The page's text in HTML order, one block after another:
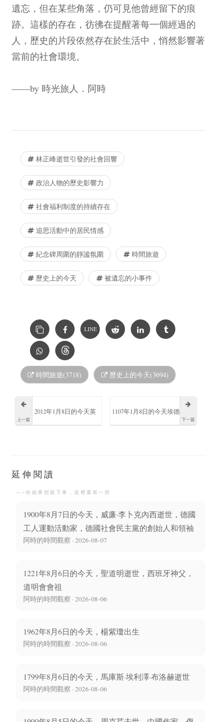
遺忘，但在某些角落，仍可見他曾經留下的痕
跡。這樣的存在，彷彿在提醒著每一個經過的
人，歷史的片段依然存在於生活中，悄然影響著
當前的社會環境。
——by 時光旅人．阿時
林正峰逝世引發的社會回響
政治人物的歷史影響力
社會福利制度的持續存在
追思活動中的居民情感
紀念碑周圍的靜謐氛圍 時間旅遊
歷史上的今天 被遺忘的小事件
LINE
時間旅遊(3718) 歷史上的今天(3694)
上一篇
2012年1月8日的今天英
T·J·漢布林去世享年69歲
下一篇
1107年1月8日的今天埃德
延伸閱讀
──你如果想留下來，這裡還有一些
1900年8月7日的今天，威廉·李卜克內西逝世，德國
工人運動活動家，德國社會民主黨的創始人和領袖
阿時的時間觀察 · 2026-08-07
1221年8月6日的今天，聖道明逝世，西班牙神父，
道明會會祖
阿時的時間觀察 · 2026-08-06
1962年8月6日的今天，楊紫瓊出生
阿時的時間觀察 · 2026-08-06
1799年8月6日的今天，馬庫斯·埃利澤·布洛赫逝世
阿時的時間觀察 · 2026-08-06